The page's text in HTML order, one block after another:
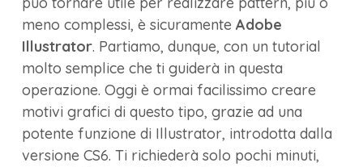
meno complessi, è sicuramente Adobe
Illustrator. Partiamo, dunque, con un tutorial
molto semplice che ti guiderà in questa
operazione. Oggi è ormai facilissimo creare
motivi grafici di questo tipo, grazie ad una
potente funzione di Illustrator, introdotta dalla
versione CS6. Ti richiederà solo pochi minuti,